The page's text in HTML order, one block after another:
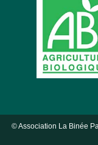
© Association La Binée